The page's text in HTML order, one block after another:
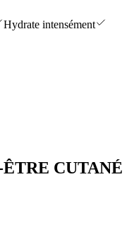
Hydrate intensément
CUTANÉ